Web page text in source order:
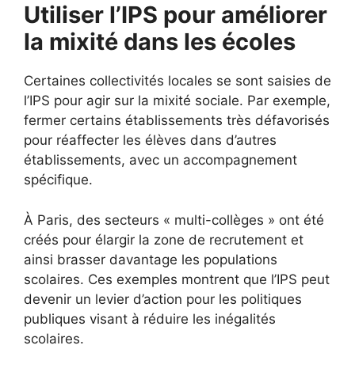
Utiliser l’IPS pour améliorer
la mixité dans les écoles
Certaines collectivités locales se sont saisies de
l’IPS pour agir sur la mixité sociale. Par exemple,
fermer certains établissements très défavorisés
pour réaffecter les élèves dans d’autres
établissements, avec un accompagnement
spécifique.
À Paris, des secteurs « multi-collèges » ont été
créés pour élargir la zone de recrutement et
ainsi brasser davantage les populations
scolaires. Ces exemples montrent que l’IPS peut
devenir un levier d’action pour les politiques
publiques visant à réduire les inégalités
scolaires.